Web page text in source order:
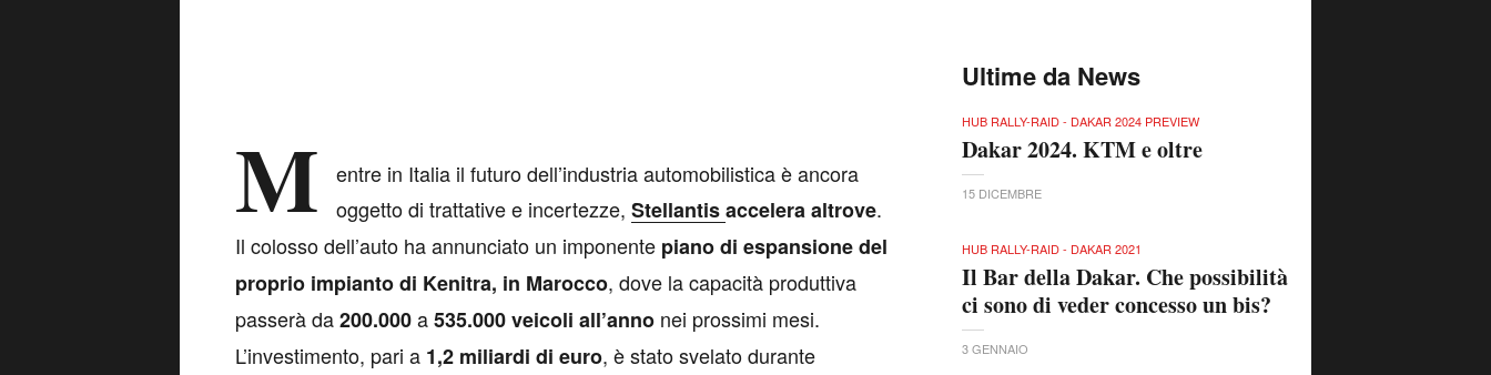
M
entre in Italia il futuro dell’industria automobilistica è ancora
oggetto di trattative e incertezze, Stellantisaccelera altrove.
Il colosso dell’auto ha annunciato un imponente piano di espansione del
proprio impianto di Kenitra, in Marocco, dove la capacità produttiva
passerà da200.000a535.000 veicoli all’anno nei prossimi mesi.
L’investimento, pari a 1,2 miliardi di euro, è stato svelato durante
Ultime da News
HUB RALLY-RAID - DAKAR 2024 PREVIEW
Dakar 2024. KTM e oltre
15 DICEMBRE
HUB RALLY-RAID - DAKAR 2021
Il Bar della Dakar. Che possibilità
ci sono di veder concesso un bis?
3 GENNAIO